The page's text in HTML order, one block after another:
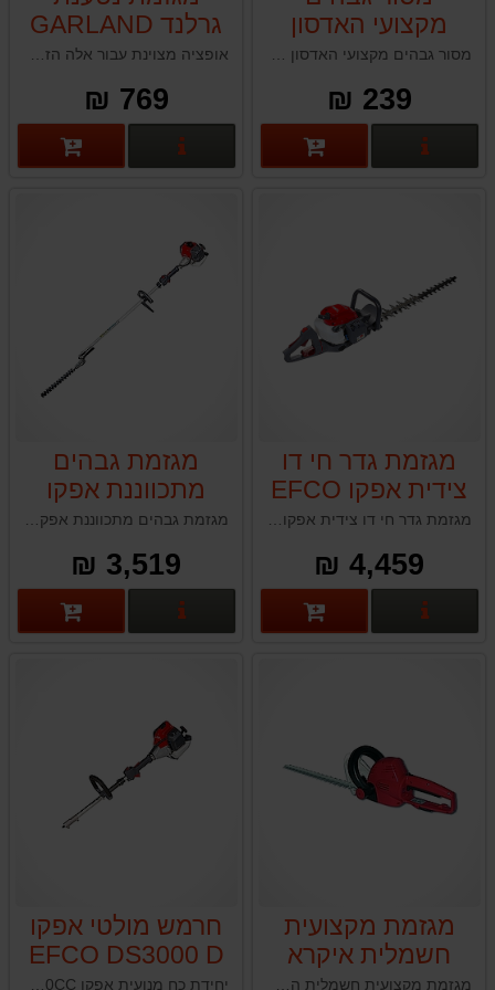
מקצועי האדסון
HUDSON עבור
מערכת מוט
טלסקופי האדסון
מסור גבהים מקצועי האדסון HUDSON תוצרת טאיוואן
239 ₪
פרטים נוספים
גרלנד GARLAND
552-V19
בלבד
אופציה מצוינת עבור אלה הזקוקים למגזמת גדר חיה אמינה ויעילה. מנוע ללא מברשות, להב האיכותי, תכונות הבטיחות והתאימות לכל הסוללות מסדרת Keeper הופכים אותה לבחירה נפלאה לשימוש מקצועי ואישי כאחד.
769 ₪
פרטים נוספים
מגזמת גדר חי דו
צידית אפקו EFCO
TGS2470
4,459 ₪
פרטים נוספים
מגזמת גבהים
מתכווננת אפקו
EFCO DS2500HT
3,519 ₪
פרטים נוספים
מגזמת מקצועית
חשמלית איקרא
IKRA HS660
חרמש מולטי אפקו
EFCO DS3000 D
30CC